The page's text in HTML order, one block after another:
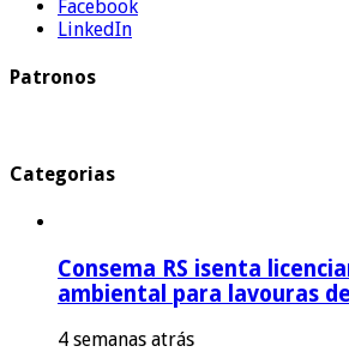
Facebook
LinkedIn
Patronos
Categorias
Consema RS isenta
ambiental para lavouras
4 semanas atrás